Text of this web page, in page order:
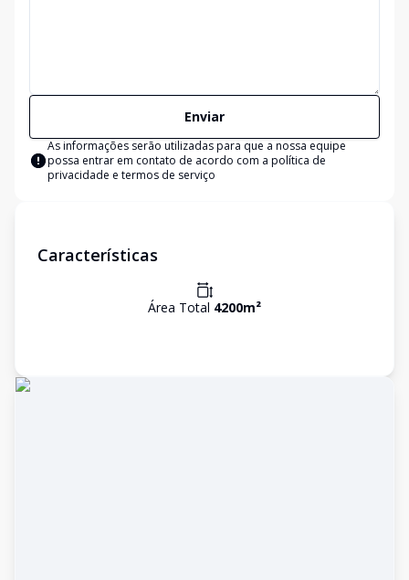
Enviar
As informações serão utilizadas para que a nossa equipe
possa entrar em contato de acordo com a política de
privacidade e termos de serviço
Características
Área Total 4200m²